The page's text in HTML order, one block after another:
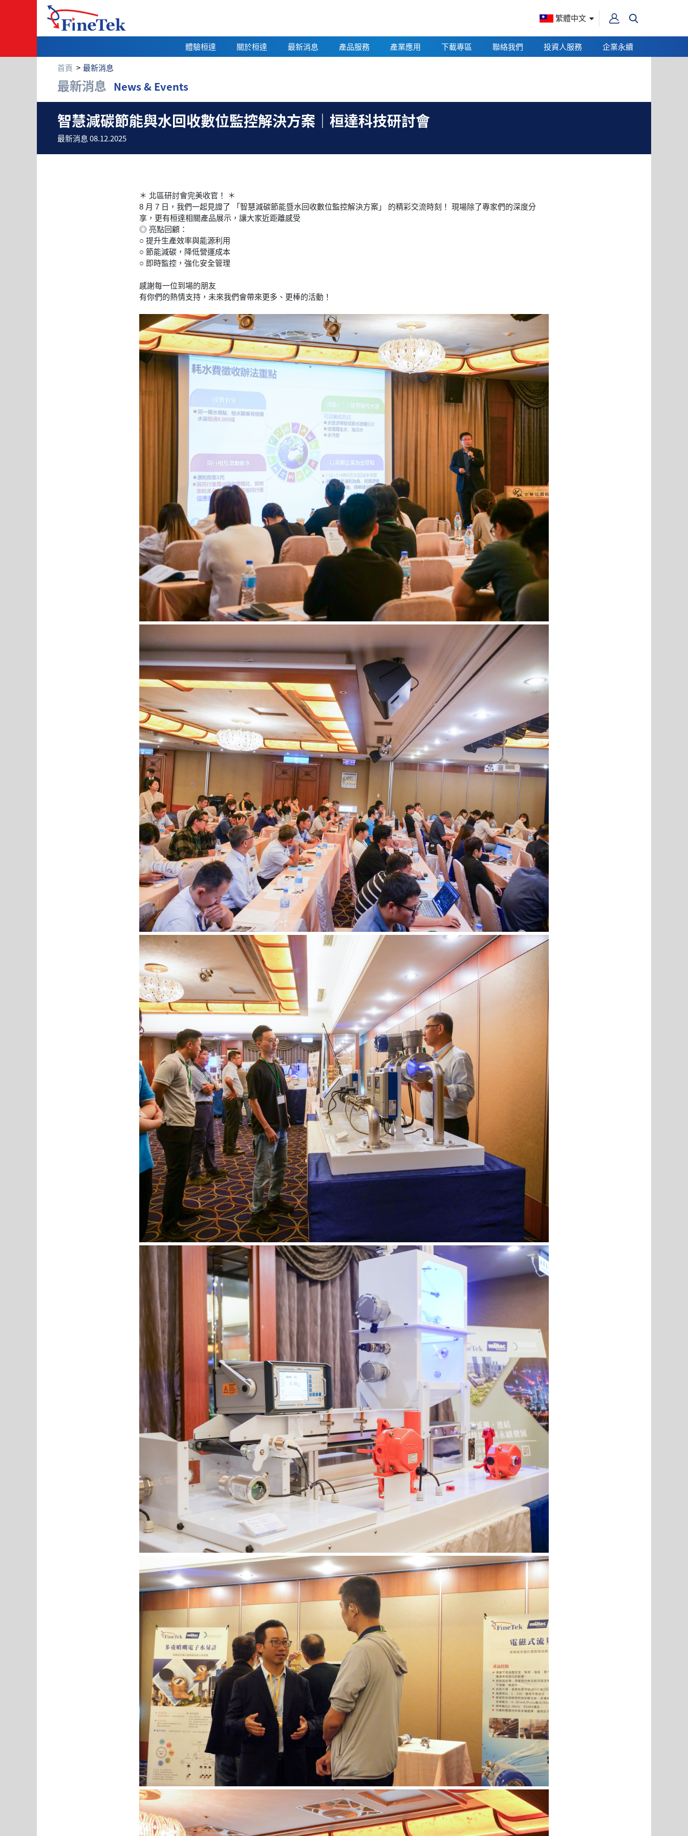
繁體中文
體驗桓達 關於桓達 最新消息 產品服務 產業應用 下載專區 聯絡我們 投資人服務
企業永續
首頁
最新消息
最新消息 News & Events
智慧減碳節能與水回收數位監控解決方案｜桓達科技研討會
智慧減碳節能與水回收數位監控解決方案｜桓達科技研討會
最新消息 08.12.2025
＊ 北區研討會完美收官！ ＊
8 月 7 日，我們一起見證了 「智慧減碳節能暨水回收數位監控解決方案」 的精彩交流時刻！ 現場除了專家們的深度分
享，更有桓達相關產品展示，讓大家近距離感受
◎ 亮點回顧：
○ 提升生產效率與能源利用
○ 節能減碳，降低營運成本
○ 即時監控，強化安全管理
感謝每一位到場的朋友
有你們的熱情支持，未來我們會帶來更多、更棒的活動！